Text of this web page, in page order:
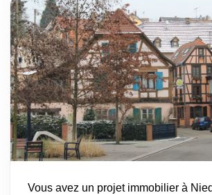
Vous avez un projet immobilier à